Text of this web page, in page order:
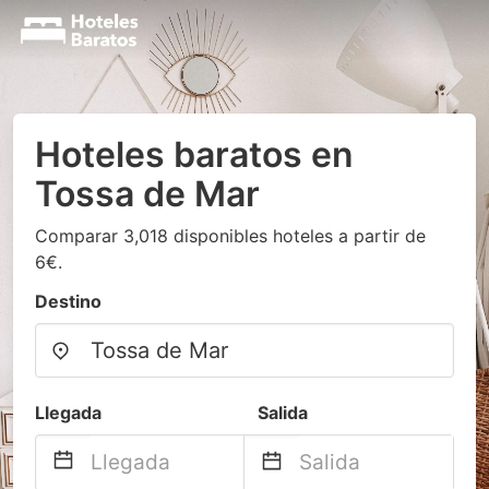
Hoteles baratos en
Tossa de Mar
Comparar 3,018 disponibles hoteles a partir de
6€.
Destino
Llegada Salida